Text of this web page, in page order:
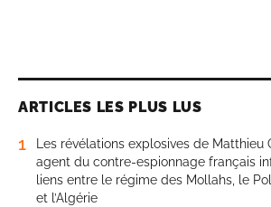
ARTICLES LES PLUS LUS
1
Les révélations explosives de Matthieu
agent du contre-espionnage français
liens entre le régime des Mollahs, le
et l’Algérie